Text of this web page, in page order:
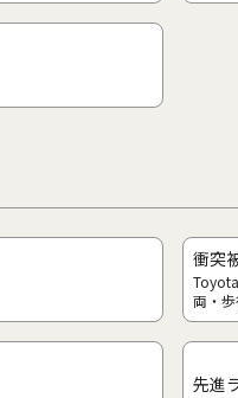
衝突
両・歩
先進